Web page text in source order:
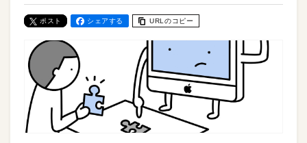
ポスト シェアする URLのコピー